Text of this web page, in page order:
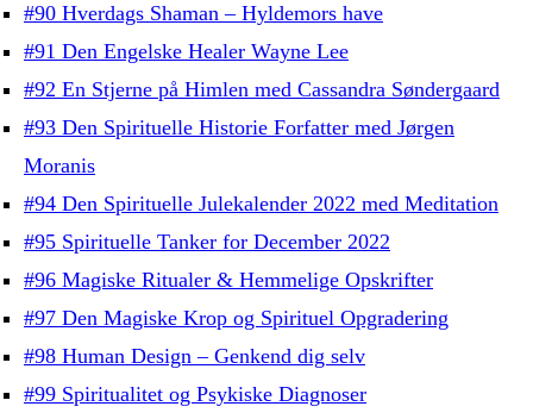
#90 Hverdags Shaman – Hyldemors have
#91 Den Engelske Healer Wayne Lee
#92 En Stjerne på Himlen med Cassandra Søndergaard
#93 Den Spirituelle Historie Forfatter med Jørgen
Moranis
#94 Den Spirituelle Julekalender 2022 med Meditation
#95 Spirituelle Tanker for December 2022
#96 Magiske Ritualer & Hemmelige Opskrifter
#97 Den Magiske Krop og Spirituel Opgradering
#98 Human Design – Genkend dig selv
#99 Spiritualitet og Psykiske Diagnoser